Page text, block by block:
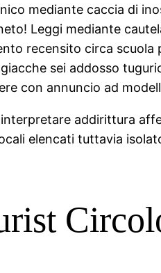
mediante caccia di
Leggi mediante
recensito circa
sei addosso
con annuncio ad
interpretare addirittura
elencati tuttavia